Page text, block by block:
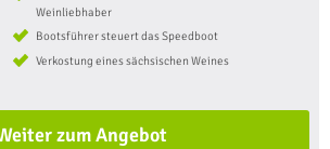
Weinliebhaber
Bootsführer steuert das Speedboot
Verkostung eines sächsischen Weines
zum Angebot